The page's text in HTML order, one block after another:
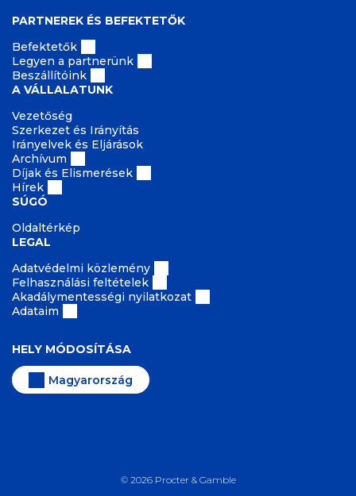
PARTNEREK ÉS BEFEKTETŐK
Befektetők
Legyen a partnerünk
Beszállítóink
A VÁLLALATUNK
Vezetőség
Szerkezet és Irányítás
Irányelvek és Eljárások
Archívum
Díjak és Elismerések
Hírek
SÚGÓ
Oldaltérkép
LEGAL
Adatvédelmi közlemény
Felhasználási feltételek
Akadálymentességi nyilatkozat
Adataim
HELY MÓDOSÍTÁSA
Magyarország
© 2026Procter & Gamble